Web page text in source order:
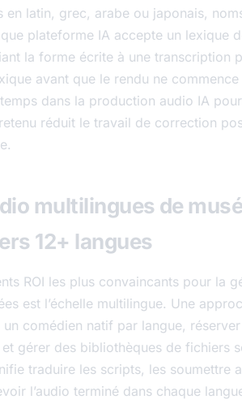
en latin, grec, arabe ou japonais,
plateforme IA accepte un lexique
la forme écrite à une transcription
avant que le rendu ne commence
dans la production audio IA
réduit le travail de correction
multilingues de
12+ langues
ROI les plus convaincants pour la
est l’échelle multilingue. Une
comédien natif par langue,
gérer des bibliothèques de fichiers
traduire les scripts, les soumettre
l’audio terminé dans chaque